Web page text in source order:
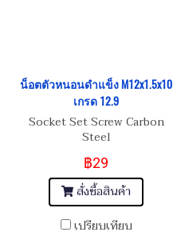
น็อตตัวหนอนดำแข็ง M12x1.5x10
เกรด 12.9
Socket Set Screw Carbon
Steel
฿29
สั่งซื้อสินค้า
เปรียบเทียบ